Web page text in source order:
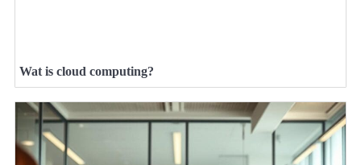
Wat is cloud computing?